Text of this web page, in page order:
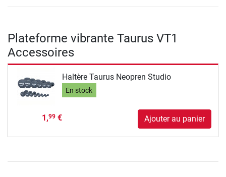
Plateforme vibrante Taurus VT1
Accessoires
Haltère Taurus Neopren Studio
En stock
1,99€ Ajouter au panier